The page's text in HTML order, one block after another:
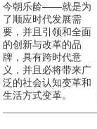
今朝乐龄——就是为
了顺应时代发展需
要，并且引领和全面
的创新与改革的品
牌，具有跨时代意
义，并且必将带来广
泛的社会认知变革和
生活方式变革。